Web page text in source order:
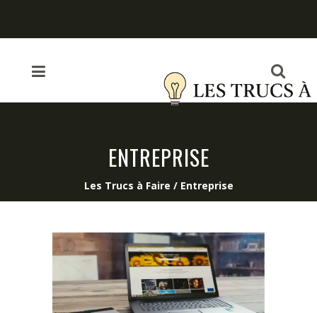
ENTREPRISE
Les Trucs à Faire / Entreprise